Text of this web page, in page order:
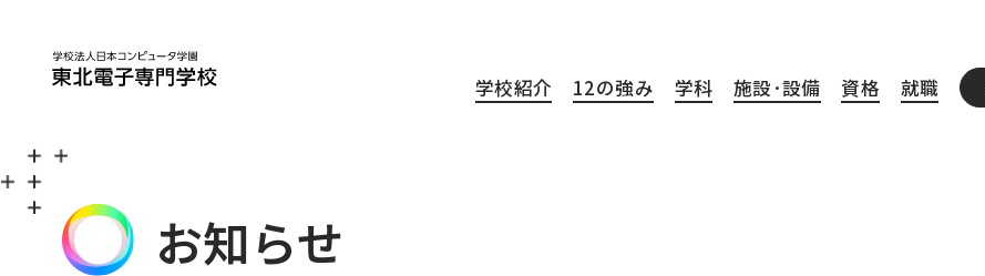
学校紹介 12の強み 学科 施設·設備 資格 就職
お知らせ